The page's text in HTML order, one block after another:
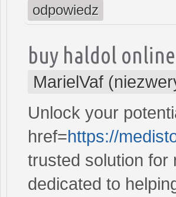
odpowiedz
buy haldol online
MarielVaf
Unlock your
href=https://
trusted solution for
dedicated to